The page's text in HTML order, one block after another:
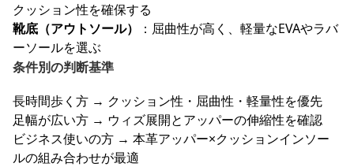
クッション性を確保する
靴底（アウトソール）
：屈曲性が高く、軽量なEVAやラバ
ーソールを選ぶ
条件別の判断基準
長時間歩く方 → クッション性・屈曲性・軽量性を優先
足幅が広い方 → ウィズ展開とアッパーの伸縮性を確認
ビジネス使いの方 → 本革アッパー×クッションインソー
ルの組み合わせが最適